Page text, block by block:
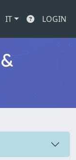
IT LOGIN
&